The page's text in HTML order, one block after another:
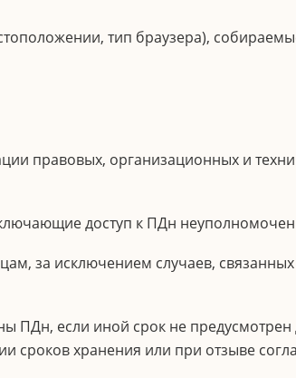
тип браузера),
правовых, организационных и
доступ к ПДн
за исключением случаев,
ПДн, если иной срок не
сроков хранения или при отзыве